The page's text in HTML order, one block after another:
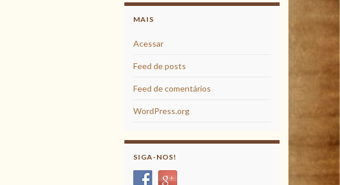
MAIS
Acessar
Feed de posts
Feed de comentários
WordPress.org
SIGA-NOS!